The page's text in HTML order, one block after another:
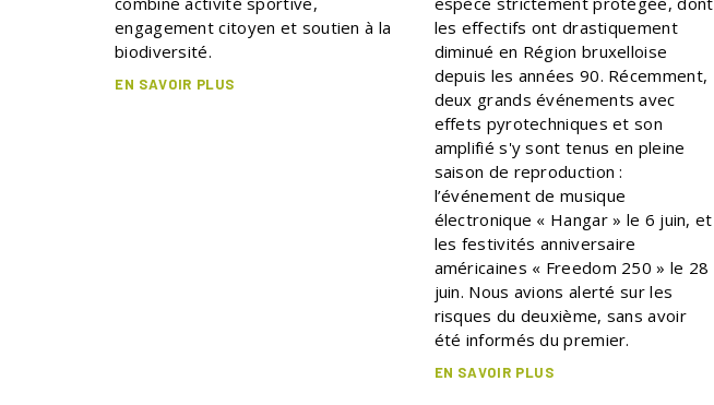
engagement citoyen et soutien à la
biodiversité.
EN SAVOIR PLUS
les effectifs ont drastiquement
diminué en Région bruxelloise
depuis les années 90. Récemment,
deux grands événements avec
effets pyrotechniques et son
amplifié s'y sont tenus en pleine
saison de reproduction :
l’événement de musique
électronique « Hangar » le 6 juin, et
les festivités anniversaire
américaines « Freedom 250 » le 28
juin. Nous avions alerté sur les
risques du deuxième, sans avoir
été informés du premier.
EN SAVOIR PLUS